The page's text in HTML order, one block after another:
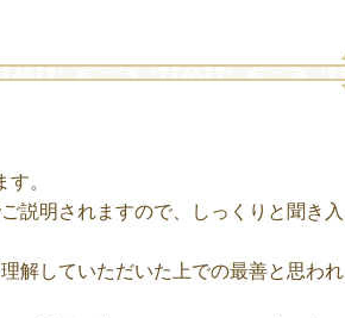
。
説明されますので、しっくりと聞き入
解していただいた上での最善と思われ